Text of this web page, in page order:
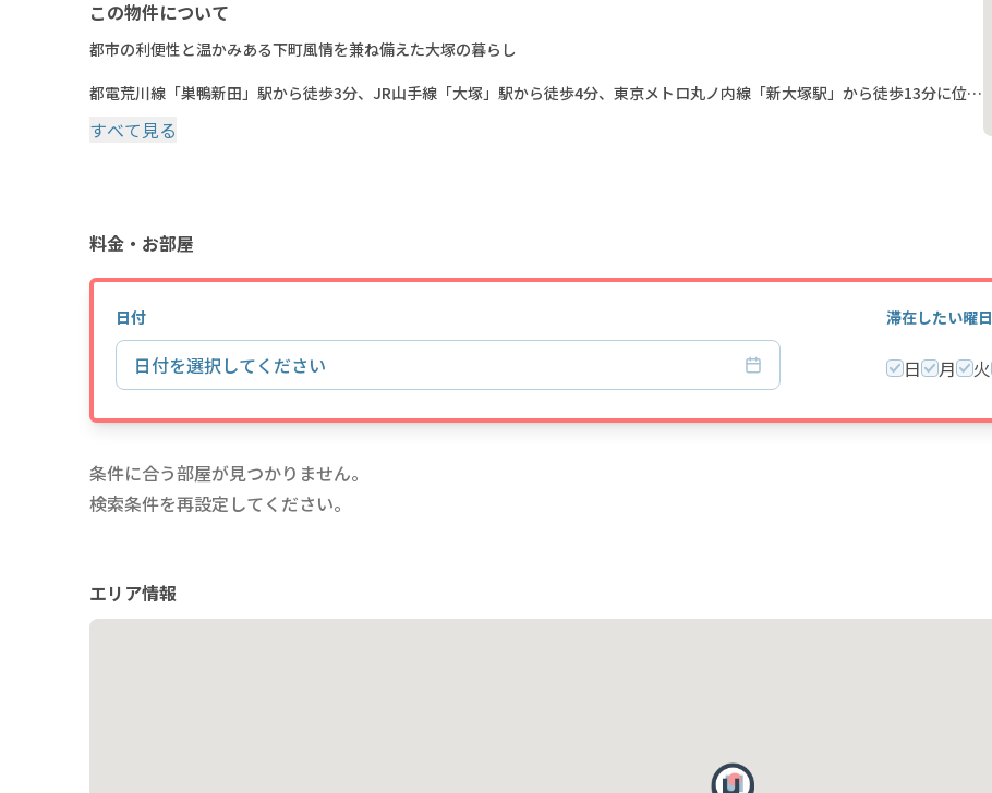
この物件について
都市の利便性と温かみある下町風情を兼ね備えた大塚の暮らし
都電荒川線「巣鴨新田」駅から徒歩3分、JR山手線「大塚」駅から徒歩4分、東京メトロ丸ノ内線「新大塚駅」から徒歩13分に位置
JR山手線「大塚」駅からはJR山手線の「新宿」駅まで直通で12分、「池袋」駅にも1駅と、アクセスの利便性が魅力です。近隣に
・JR山手線「大塚」駅から徒歩4分
~~~~~~~~~~~~~~~~~~~~~~~~~~~~~~~~~~~~~~~~~~~~~
○入居にあたる注意事項
・退去清掃費：あり※初期費用に含まれる
・バスアメニティ：あり
・家具家電/生活備品/無料Wi-Fi/水光熱費込み
○その他注意事項
・初期費用以外に、総賃料の10％がサービスフィーとして発生。
※最終的な見積については、営業に直接ご連絡ください。
すべて見る
料金・お部屋
日付
日付を選択してください
滞在したい曜日
日 月 火
条件に合う部屋が見つかりません。
検索条件を再設定してください。
エリア情報